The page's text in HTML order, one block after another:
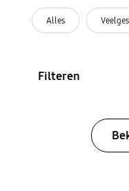
Alles
Filteren